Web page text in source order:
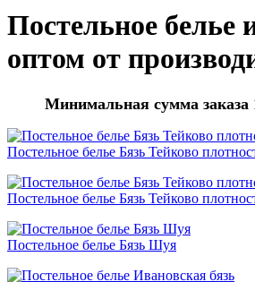
Постельное белье
оптом от
Минимальная сумма заказа
Постельное белье Бязь Тейково
Постельное белье Бязь Тейково
Постельное белье Бязь Шуя